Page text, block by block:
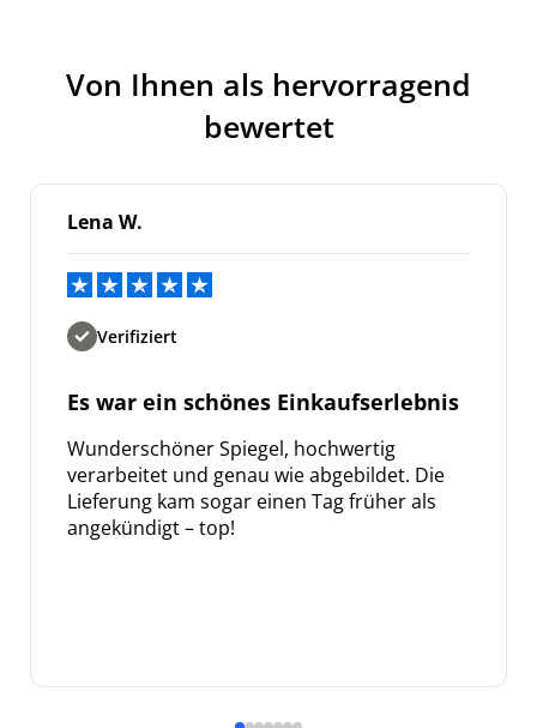
Von Ihnen als hervorragend
bewertet
Lena W.
Verifiziert
Es war ein schönes Einkaufserlebnis
Wunderschöner Spiegel, hochwertig
verarbeitet und genau wie abgebildet. Die
Lieferung kam sogar einen Tag früher als
angekündigt – top!